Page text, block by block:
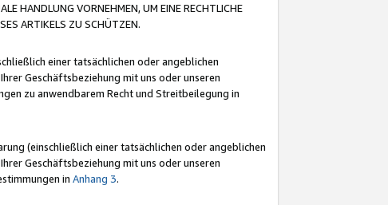
HANDLUNG VORNEHMEN, UM EINE RECHTLICHE
ARTIKELS ZU SCHÜTZEN.
einer tatsächlichen oder angeblichen
Geschäftsbeziehung mit uns oder unseren
zu anwendbarem Recht und Streitbeilegung in
(einschließlich einer tatsächlichen oder angeblichen
Geschäftsbeziehung mit uns oder unseren
in Anhang 3.